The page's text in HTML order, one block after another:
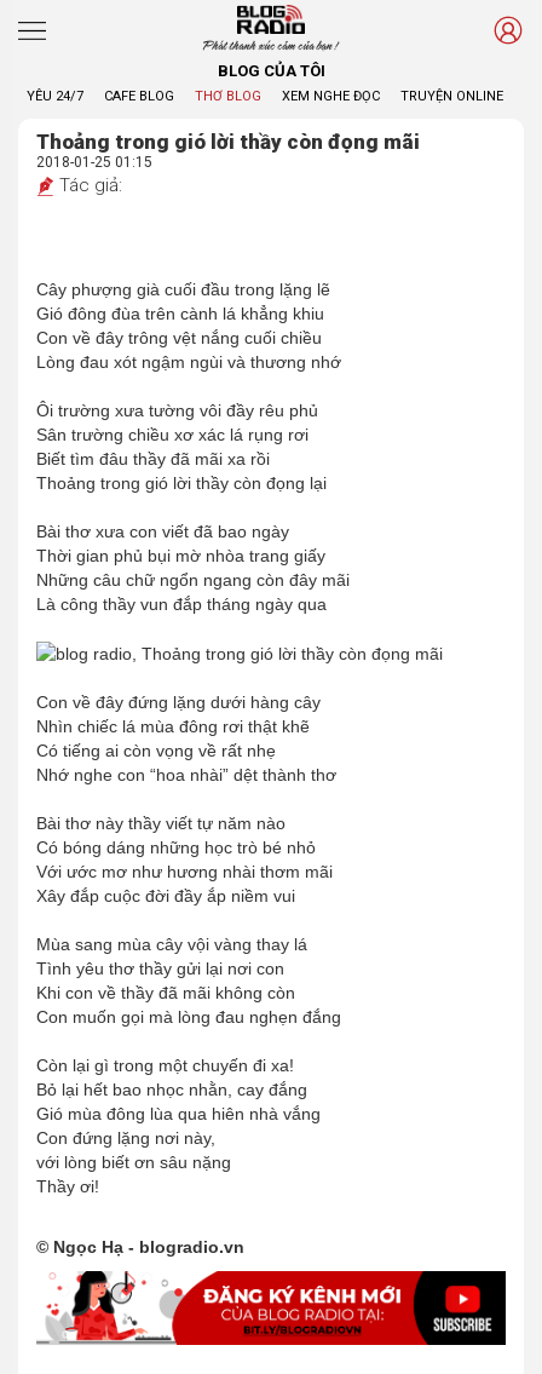
Phát thanh xúc cảm của bạn !
BLOG CỦA TÔI
YÊU 24/7 CAFE BLOG THƠ BLOG XEM NGHE ĐỌC TRUYỆN ONLINE
Thoảng trong gió lời thầy còn đọng mãi
2018-01-25 01:15
Tác giả:
Cây phượng già cuối đầu trong lặng lẽ
Gió đông đùa trên cành lá khẳng khiu
Con về đây trông vệt nắng cuối chiều
Lòng đau xót ngậm ngùi và thương nhớ
Ôi trường xưa tường vôi đầy rêu phủ
Sân trường chiều xơ xác lá rụng rơi
Biết tìm đâu thầy đã mãi xa rồi
Thoảng trong gió lời thầy còn đọng lại
Bài thơ xưa con viết đã bao ngày
Thời gian phủ bụi mờ nhòa trang giấy
Những câu chữ ngổn ngang còn đây mãi
Là công thầy vun đắp tháng ngày qua
Con về đây đứng lặng dưới hàng cây
Nhìn chiếc lá mùa đông rơi thật khẽ
Có tiếng ai còn vọng về rất nhẹ
Nhớ nghe con “hoa nhài” dệt thành thơ
Bài thơ này thầy viết tự năm nào
Có bóng dáng những học trò bé nhỏ
Với ước mơ như hương nhài thơm mãi
Xây đắp cuộc đời đầy ắp niềm vui
Mùa sang mùa cây vội vàng thay lá
Tình yêu thơ thầy gửi lại nơi con
Khi con về thầy đã mãi không còn
Con muốn gọi mà lòng đau nghẹn đắng
Còn lại gì trong một chuyến đi xa!
Bỏ lại hết bao nhọc nhằn, cay đắng
Gió mùa đông lùa qua hiên nhà vắng
Con đứng lặng nơi này,
với lòng biết ơn sâu nặng
Thầy ơi!
© Ngọc Hạ - blogradio.vn